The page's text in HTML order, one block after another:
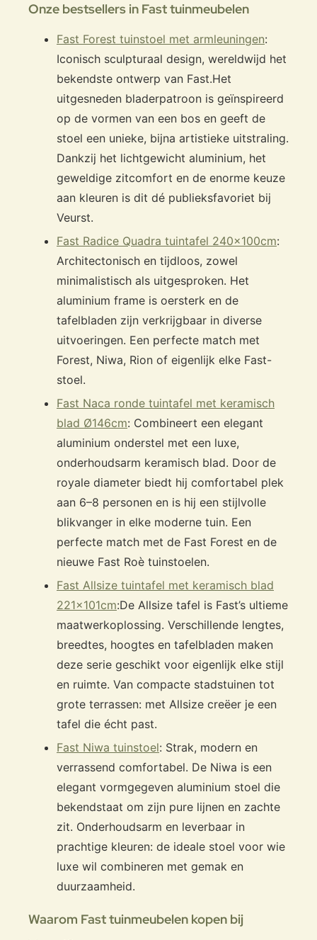
Onze bestsellers in Fast tuinmeubelen
Fast Forest tuinstoel met armleuningen:
Iconisch sculpturaal design, wereldwijd het
bekendste ontwerp van Fast.Het
uitgesneden bladerpatroon is geïnspireerd
op de vormen van een bos en geeft de
stoel een unieke, bijna artistieke uitstraling.
Dankzij het lichtgewicht aluminium, het
geweldige zitcomfort en de enorme keuze
aan kleuren is dit dé publieksfavoriet bij
Veurst.
Fast Radice Quadra tuintafel 240x100cm:
Architectonisch en tijdloos, zowel
minimalistisch als uitgesproken. Het
aluminium frame is oersterk en de
tafelbladen zijn verkrijgbaar in diverse
uitvoeringen. Een perfecte match met
Forest, Niwa, Rion of eigenlijk elke Fast-
stoel.
Fast Naca ronde tuintafel met keramisch
blad Ø146cm: Combineert een elegant
aluminium onderstel met een luxe,
onderhoudsarm keramisch blad. Door de
royale diameter biedt hij comfortabel plek
aan 6–8 personen en is hij een stijlvolle
blikvanger in elke moderne tuin. Een
perfecte match met de Fast Forest en de
nieuwe Fast Roè tuinstoelen.
Fast Allsize tuintafel met keramisch blad
221x101cm:De Allsize tafel is Fast’s ultieme
maatwerkoplossing. Verschillende lengtes,
breedtes, hoogtes en tafelbladen maken
deze serie geschikt voor eigenlijk elke stijl
en ruimte. Van compacte stadstuinen tot
grote terrassen: met Allsize creëer je een
tafel die écht past.
Fast Niwa tuinstoel: Strak, modern en
verrassend comfortabel. De Niwa is een
elegant vormgegeven aluminium stoel die
bekendstaat om zijn pure lijnen en zachte
zit. Onderhoudsarm en leverbaar in
prachtige kleuren: de ideale stoel voor wie
luxe wil combineren met gemak en
duurzaamheid.
Waarom Fast tuinmeubelen kopen bij